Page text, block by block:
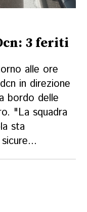
3 feriti
alle ore
in direzione
bordo delle
"La squadra
sta